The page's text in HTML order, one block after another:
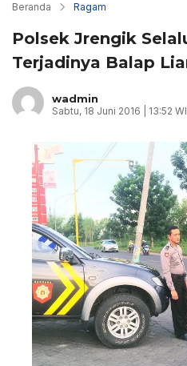
Beranda Ragam
Polsek Jrengik
Terjadinya Balap
wadmin
Sabtu, 18 Juni 2016 | 13:52